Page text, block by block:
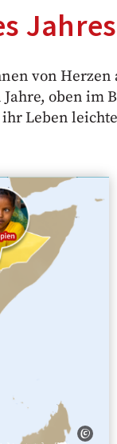
Jahres
von Herzen
oben im
Leben